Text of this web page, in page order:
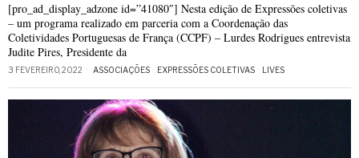
[pro_ad_display_adzone id=”41080″] Nesta edição de Expressões coletivas
– um programa realizado em parceria com a Coordenação das
Coletividades Portuguesas de França (CCPF) – Lurdes Rodrigues entrevista
Judite Pires, Presidente da
3 FEVEREIRO, 2022 ASSOCIAÇÕES · EXPRESSÕES COLETIVAS · LIVES